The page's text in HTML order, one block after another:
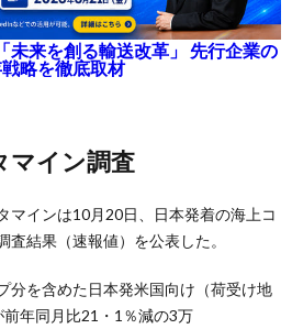
未来を創る輸送改革」 先行企業の
略を徹底取材
マイン調査
マインは10月20日、日本発着の海上コ
査結果（速報値）を公表した。
分を含めた日本発米国向け（荷受け地
年同月比21・1％減の3万